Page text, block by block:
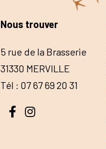
Nous trouver
5 rue de la Brasserie
31330 MERVILLE
Tél : 07 67 69 20 31